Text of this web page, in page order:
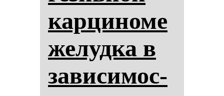
кар­ци­но­ме
же­луд­ка в
за­ви­си­мос­